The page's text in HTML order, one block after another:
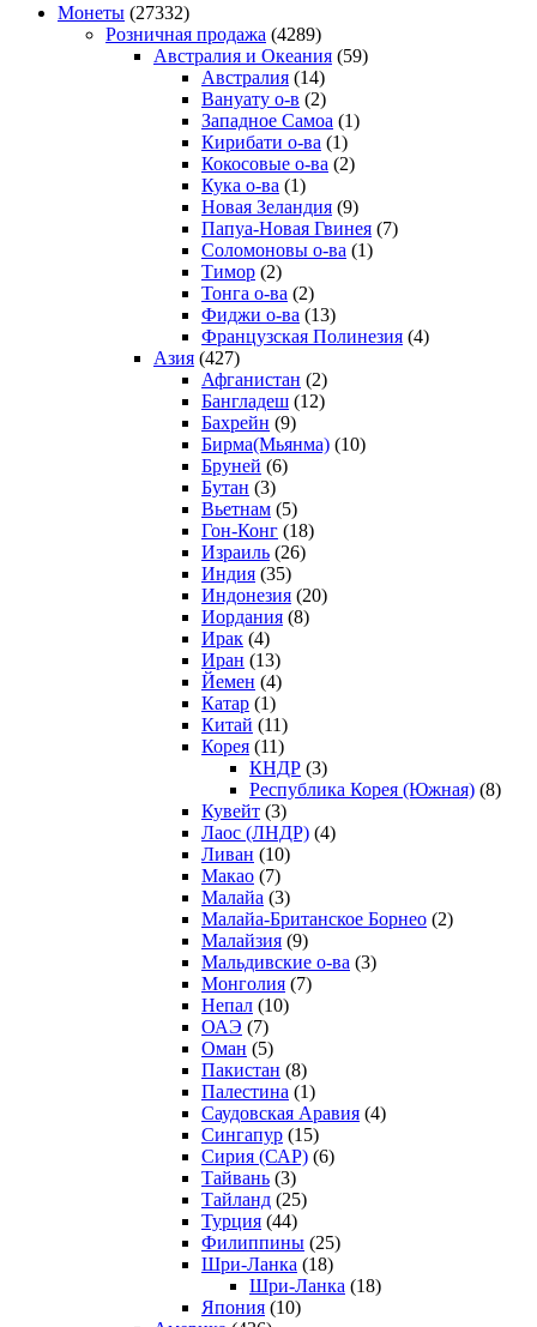
Монеты (27332)
Розничная продажа (4289)
Австралия и Океания (59)
Австралия (14)
Вануату о-в (2)
Западное Самоа (1)
Кирибати о-ва (1)
Кокосовые о-ва (2)
Кука о-ва (1)
Новая Зеландия (9)
Папуа-Новая Гвинея (7)
Соломоновы о-ва (1)
Тимор (2)
Тонга о-ва (2)
Фиджи о-ва (13)
Французская Полинезия (4)
Азия (427)
Афганистан (2)
Бангладеш (12)
Бахрейн (9)
Бирма(Мьянма) (10)
Бруней (6)
Бутан (3)
Вьетнам (5)
Гон-Конг (18)
Израиль (26)
Индия (35)
Индонезия (20)
Иордания (8)
Ирак (4)
Иран (13)
Йемен (4)
Катар (1)
Китай (11)
Корея (11)
КНДР (3)
Республика Корея (Южная) (8)
Кувейт (3)
Лаос (ЛНДР) (4)
Ливан (10)
Макао (7)
Малайа (3)
Малайа-Британское Борнео (2)
Малайзия (9)
Мальдивские о-ва (3)
Монголия (7)
Непал (10)
ОАЭ (7)
Оман (5)
Пакистан (8)
Палестина (1)
Саудовская Аравия (4)
Сингапур (15)
Сирия (САР) (6)
Тайвань (3)
Тайланд (25)
Турция (44)
Филиппины (25)
Шри-Ланка (18)
Шри-Ланка (18)
Япония (10)